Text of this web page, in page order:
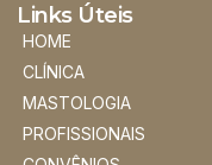
Links Úteis
HOME
CLÍNICA
MASTOLOGIA
PROFISSIONAIS